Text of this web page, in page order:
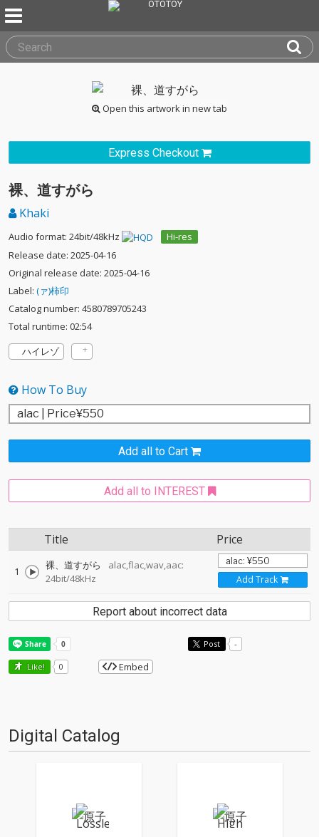
Open this artwork in new tab
Express Checkout
裸、道すがら
Khaki
Audio format: 24bit/48kHz
Hi-res
Release date: 2025-04-16
Original release date: 2025-04-16
Label: (ァ)柿印
Catalog number: 4580789705243
Total runtime: 02:54
ハイレゾ
How To Buy
Add all to Cart
Add all to INTEREST
Title Price
1 裸、道すがら
alac,flac,wav,aac:
24bit/48kHz
Add Track
Report about incorrect data
Post -
Like! 0 Embed
Digital Catalog